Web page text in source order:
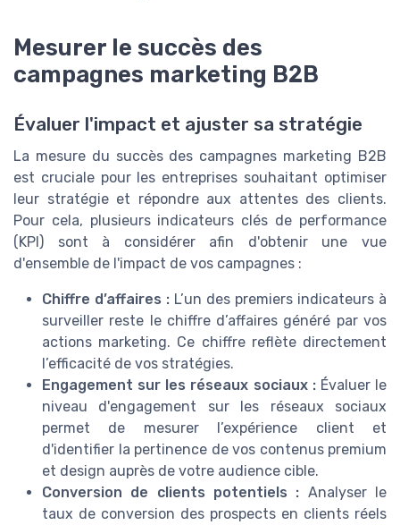
Mesurer le succès des
campagnes marketing B2B
Évaluer l'impact et ajuster sa stratégie
La mesure du succès des campagnes marketing B2B
est cruciale pour les entreprises souhaitant optimiser
leur stratégie et répondre aux attentes des clients.
Pour cela, plusieurs indicateurs clés de performance
(KPI) sont à considérer afin d'obtenir une vue
d'ensemble de l'impact de vos campagnes :
Chiffre d’affaires : L’un des premiers indicateurs à
surveiller reste le chiffre d’affaires généré par vos
actions marketing. Ce chiffre reflète directement
l’efficacité de vos stratégies.
Engagement sur les réseaux sociaux :Évaluer le
niveau d'engagement sur les réseaux sociaux
permet de mesurer l’expérience client et
d'identifier la pertinence de vos contenus premium
et design auprès de votre audience cible.
Conversion de clients potentiels : Analyser le
taux de conversion des prospects en clients réels